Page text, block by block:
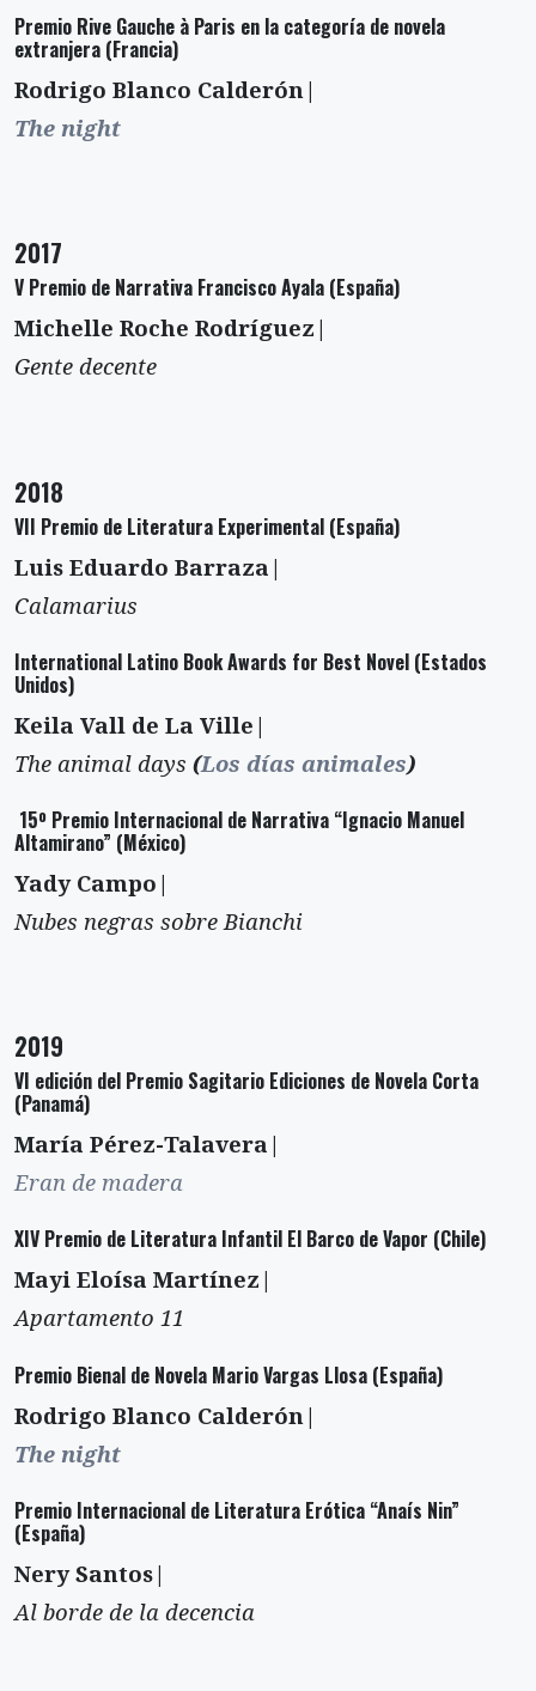
Premio Rive Gauche à Paris en la categoría de novela
extranjera (Francia)
Rodrigo Blanco Calderón|
The night
2017
V Premio de Narrativa Francisco Ayala (España)
Michelle Roche Rodríguez|
Gente decente
2018
VII Premio de Literatura Experimental (España)
Luis Eduardo Barraza|
Calamarius
International Latino Book Awards for Best Novel (Estados
Unidos)
Keila Vall de La Ville|
The animal days (Los días animales)
15º Premio Internacional de Narrativa “Ignacio Manuel
Altamirano” (México)
Yady Campo|
Nubes negras sobre Bianchi
2019
VI edición del Premio Sagitario Ediciones de Novela Corta
(Panamá)
María Pérez-Talavera|
Eran de madera
XIV Premio de Literatura Infantil El Barco de Vapor (Chile)
Mayi Eloísa Martínez|
Apartamento 11
Premio Bienal de Novela Mario Vargas Llosa (España)
Rodrigo Blanco Calderón|
The night
Premio Internacional de Literatura Erótica “Anaís Nin”
(España)
Nery Santos|
Al borde de la decencia